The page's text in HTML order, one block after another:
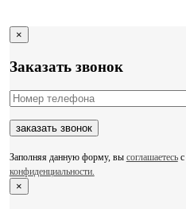
×
Заказать звонок
Заполняя данную форму, вы соглашаетесьс
конфиденциальности.
×